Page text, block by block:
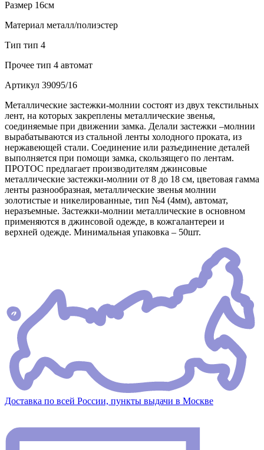
Размер 16см
Материал металл/полиэстер
Тип тип 4
Прочее тип 4 автомат
Артикул 39095/16
Металлические застежки-молнии состоят из двух текстильных
лент, на которых закреплены металлические звенья,
соединяемые при движении замка. Делали застежки –молнии
вырабатываются из стальной ленты холодного проката, из
нержавеющей стали. Соединение или разъединение деталей
выполняется при помощи замка, скользящего по лентам.
ПРОТОС предлагает производителям джинсовые
металлические застежки-молнии от 8 до 18 см, цветовая гамма
ленты разнообразная, металлические звенья молнии
золотистые и никелированные, тип №4 (4мм), автомат,
неразъемные. Застежки-молнии металлические в основном
применяются в джинсовой одежде, в кожгалантереи и
верхней одежде. Минимальная упаковка – 50шт.
Доставка по всей России, пункты выдачи в Москве